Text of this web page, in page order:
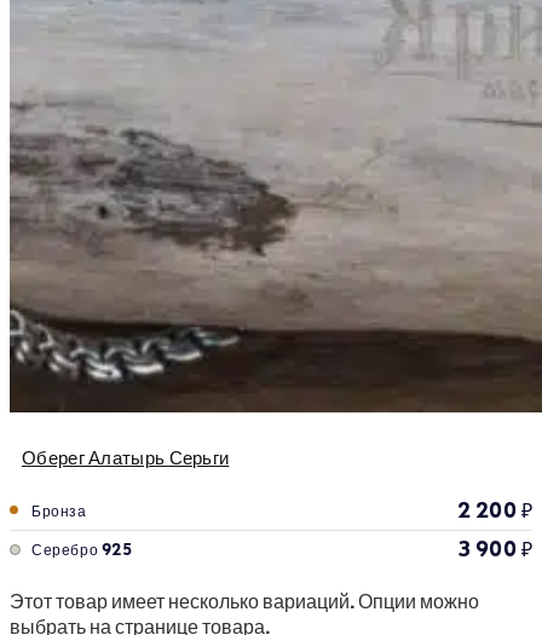
Оберег Алатырь Серьги
Бронза 2 200₽
Серебро 925 3 900₽
Этот товар имеет несколько вариаций. Опции можно
выбрать на странице товара.